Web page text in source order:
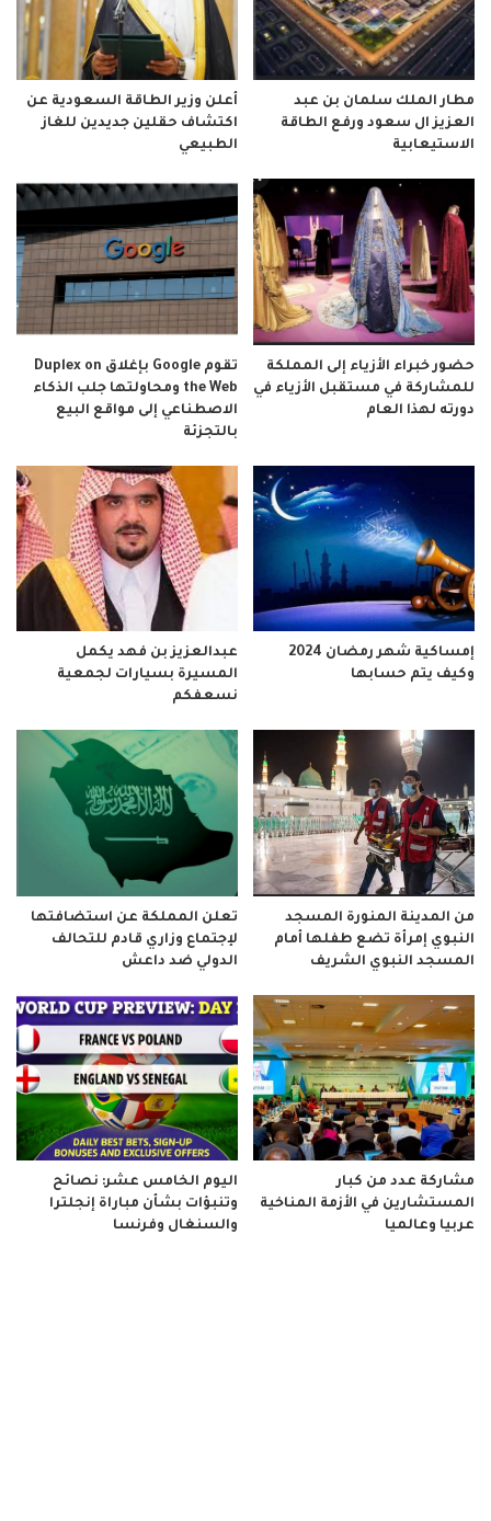
مطار الملك سلمان بن عبد
العزيز ال سعود ورفع الطاقة
الاستيعابية
أعلن وزير الطاقة السعودية عن
اكتشاف حقلين جديدين للغاز
الطبيعي
حضور خبراء الأزياء إلى المملكة
للمشاركة في مستقبل الأزياء في
دورته لهذا العام
تقوم Google بإغلاق Duplex on
the Web ومحاولتها جلب الذكاء
الاصطناعي إلى مواقع البيع
بالتجزئة
إمساكية شهر رمضان 2024
وكيف يتم حسابها
عبدالعزيز بن فهد يكمل
المسيرة بسيارات لجمعية
نسعفكم
من المدينة المنورة المسجد
النبوي إمرأة تضع طفلها أمام
المسجد النبوي الشريف
تعلن المملكة عن استضافتها
لإجتماع وزاري قادم للتحالف
الدولي ضد داعش
مشاركة عدد من كبار
المستشارين في الأزمة المناخية
عربيا وعالميا
اليوم الخامس عشر: نصائح
وتنبؤات بشأن مباراة إنجلترا
والسنغال وفرنسا